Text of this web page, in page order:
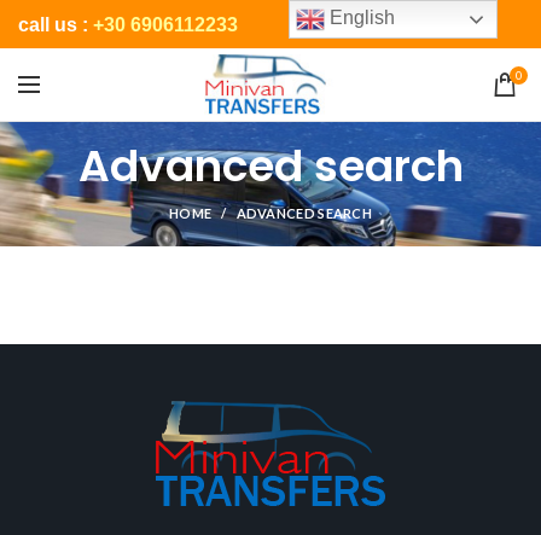
call us : +30 6906112233
0
Advanced search
HOME ADVANCED SEARCH
English